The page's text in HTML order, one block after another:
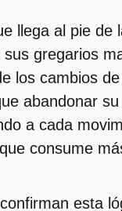
llega al pie de
gregarios
los cambios
abandonar
a cada
consume
esta